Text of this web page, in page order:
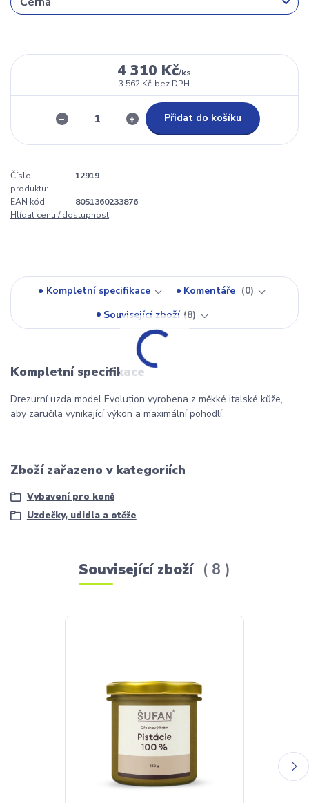
4 310 Kč/ks
3 562 Kč bez DPH
Přidat do košíku
Číslo
produktu:
12919
EAN kód:
8051360233876
Hlídat cenu / dostupnost
Kompletní specifikace Komentáře
0
Související zboží 8
Kompletní specifikace
Drezurní uzda model Evolution vyrobena z měkké italské kůže,
aby zaručila vynikající výkon a maximální pohodlí.
Zboží zařazeno v kategoriích
Vybavení pro koně
Uzdečky, udidla a otěže
Související zboží 8